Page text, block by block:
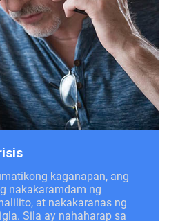
kaganapan, ang
nakakaramdam ng
at nakakaranas ng
Sila ay nahaharap sa